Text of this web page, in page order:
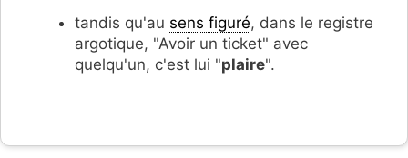
tandis qu'au sens figuré, dans le registre
argotique, "Avoir un ticket" avec
quelqu'un, c'est lui "plaire".